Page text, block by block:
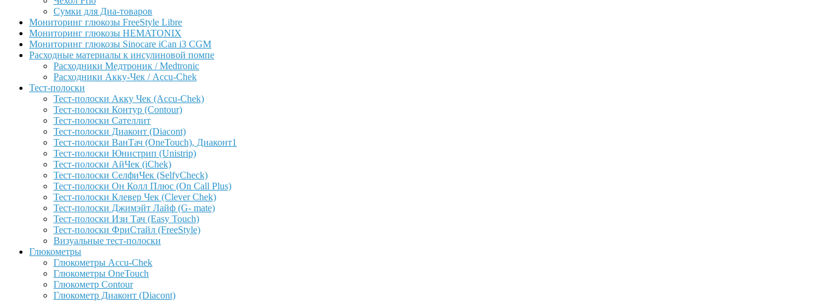
Сумки для Диа-товаров
Мониторинг глюкозы FreeStyle Libre
Мониторинг глюкозы HEMATONIX
Мониторинг глюкозы Sinocare iCan i3 CGM
Расходные материалы к инсулиновой помпе
Расходники Медтроник / Medtronic
Расходники Акку-Чек / Accu-Chek
Тест-полоски
Тест-полоски Акку Чек (Accu-Chek)
Тест-полоски Контур (Contour)
Тест-полоски Сателлит
Тест-полоски Диаконт (Diacont)
Тест-полоски ВанТач (OneTouch), Диаконт1
Тест-полоски Юнистрип (Unistrip)
Тест-полоски АйЧек (iChek)
Тест-полоски СелфиЧек (SelfyCheck)
Тест-полоски Он Колл Плюс (On Call Plus)
Тест-полоски Клевер Чек (Clever Chek)
Тест-полоски Джимэйт Лайф (G- mate)
Тест-полоски Изи Тач (Easy Touch)
Тест-полоски ФриCтайл (FreeStyle)
Визуальные тест-полоски
Глюкометры
Глюкометры Accu-Сhek
Глюкометры OneTouch
Глюкометр Contour
Глюкометр Диаконт (Diacont)